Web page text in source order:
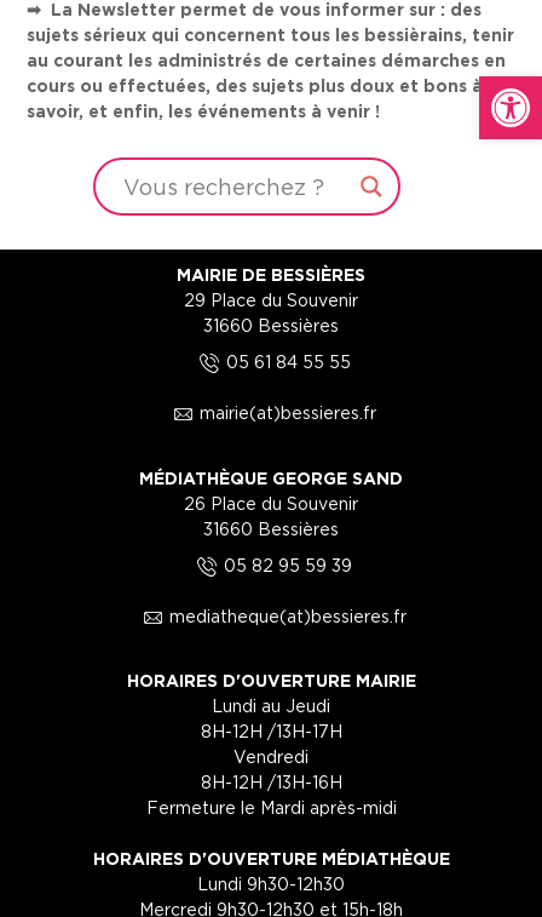
Ouvrir
La Newsletter permet de vous informer sur : des
sujets sérieux qui concernent tous les bessièrains, tenir
au courant les administrés de certaines démarches en
cours ou effectuées, des sujets plus doux et bons à
savoir, et enfin, les événements à venir !
MAIRIE DE BESSIÈRES
29 Place du Souvenir
31660 Bessières
5 05 61 84 55 55
1 mairie(at)bessieres.fr
MÉDIATHÈQUE GEORGE SAND
26 Place du Souvenir
31660 Bessières
5 05 82 95 59 39
1 mediatheque(at)bessieres.fr
HORAIRES D'OUVERTURE MAIRIE
Lundi au Jeudi
8H-12H /13H-17H
Vendredi
8H-12H /13H-16H
Fermeture le Mardi après-midi
HORAIRES D'OUVERTURE MÉDIATHÈQUE
Lundi 9h30-12h30
Mercredi 9h30-12h30 et 15h-18h